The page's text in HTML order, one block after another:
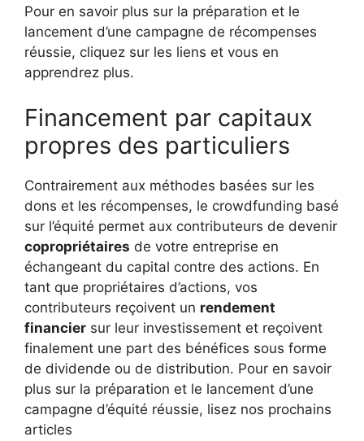
Pour en savoir plus sur la préparation et le
lancement d’une campagne de récompenses
réussie, cliquez sur les liens et vous en
apprendrez plus.
Financement par capitaux
propres des particuliers
Contrairement aux méthodes basées sur les
dons et les récompenses, le crowdfunding basé
sur l’équité permet aux contributeurs de devenir
copropriétaires de votre entreprise en
échangeant du capital contre des actions. En
tant que propriétaires d’actions, vos
contributeurs reçoivent un rendement
financier sur leur investissement et reçoivent
finalement une part des bénéfices sous forme
de dividende ou de distribution. Pour en savoir
plus sur la préparation et le lancement d’une
campagne d’équité réussie, lisez nos prochains
articles